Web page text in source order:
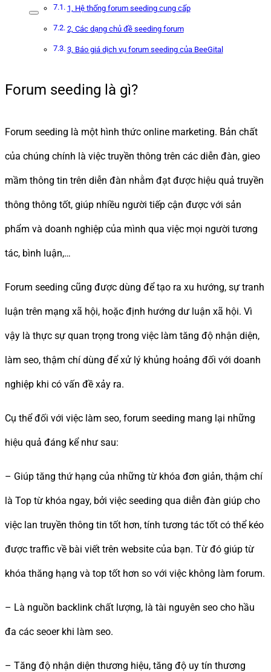
1, Hệ thống forum seeding cung cấp
2, Các dạng chủ đề seeding forum
3, Báo giá dịch vụ forum seeding của BeeGital
Forum seeding là gì?
Forum seeding là một hình thức online marketing. Bản chất
của chúng chính là việc truyền thông trên các diễn đàn, gieo
mầm thông tin trên diễn đàn nhằm đạt được hiệu quả truyền
thông thông tốt, giúp nhiều người tiếp cận được với sản
phẩm và doanh nghiệp của mình qua việc mọi người tương
tác, bình luận,…
Forum seeding cũng được dùng để tạo ra xu hướng, sự tranh
luận trên mạng xã hội, hoặc định hướng dư luận xã hội. Vì
vậy là thực sự quan trọng trong việc làm tăng độ nhận diện,
làm seo, thậm chí dùng để xử lý khủng hoảng đối với doanh
nghiệp khi có vấn đề xảy ra.
Cụ thể đối với việc làm seo, forum seeding mang lại những
hiệu quả đáng kể như sau:
– Giúp tăng thứ hạng của những từ khóa đơn giản, thậm chí
là Top từ khóa ngay, bởi việc seeding qua diễn đàn giúp cho
việc lan truyền thông tin tốt hơn, tính tương tác tốt có thể kéo
được traffic về bài viết trên website của bạn. Từ đó giúp từ
khóa thăng hạng và top tốt hơn so với việc không làm forum.
– Là nguồn backlink chất lượng, là tài nguyên seo cho hầu
đa các seoer khi làm seo.
– Tăng độ nhận diện thương hiệu, tăng độ uy tín thương